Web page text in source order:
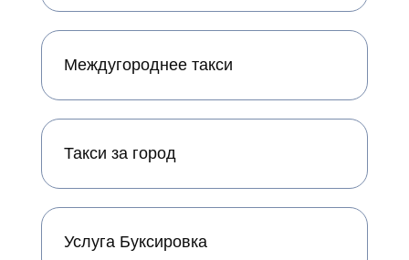
Междугороднее такси
Такси за город
Услуга Буксировка